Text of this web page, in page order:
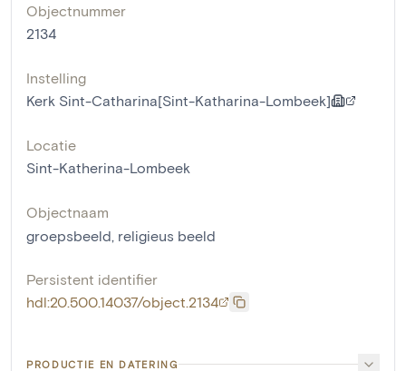
Objectnummer
2134
Instelling
Kerk Sint-Catharina[Sint-Katharina-Lombeek]
Locatie
Sint-Katherina-Lombeek
Objectnaam
groepsbeeld religieus beeld
Persistent identifier
hdl:20.500.14037/object.2134
PRODUCTIE EN DATERING